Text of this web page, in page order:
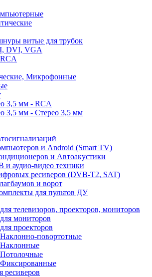
витые для трубок
DVI, VGA
Микрофонные
3,5 мм - RCA
3,5 мм - Стерео 3,5 мм
и Android (Smart TV)
и Автоакустики
и аудио-видео техники
ресиверов (DVB-T2, SAT)
и ворот
для пультов ДУ
телевизоров, проекторов, мониторов
мониторов
проекторов
повортотные
ресиверов